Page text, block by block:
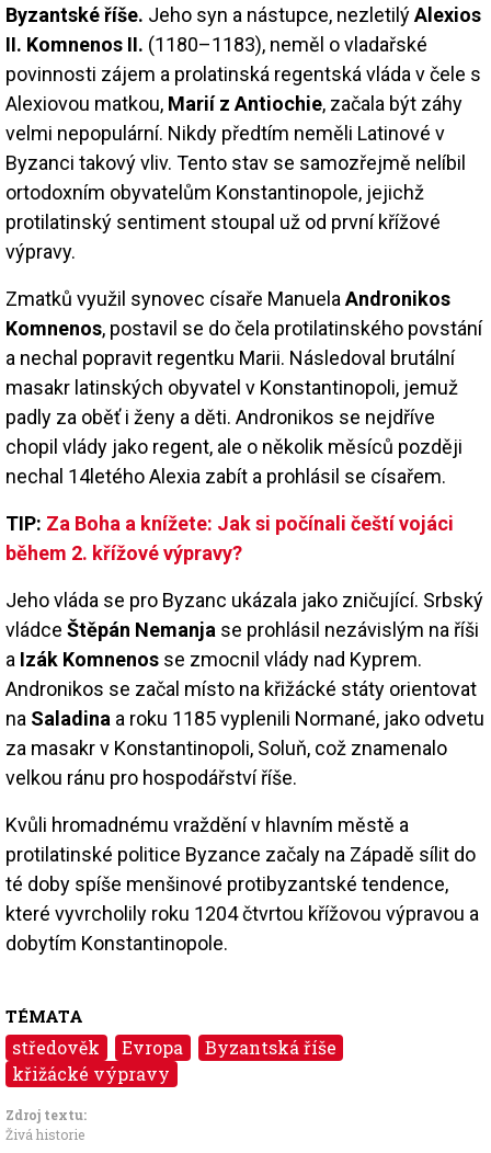
Byzantské říše. Jeho syn a nástupce, nezletilýAlexios
II. Komnenos II. (1180–1183), neměl o vladařské
povinnosti zájem a prolatinská regentská vláda v čele s
Alexiovou matkou, Marií z Antiochie, začala být záhy
velmi nepopulární. Nikdy předtím neměli Latinové v
Byzanci takový vliv. Tento stav se samozřejmě nelíbil
ortodoxním obyvatelům Konstantinopole, jejichž
protilatinský sentiment stoupal už od první křížové
výpravy.
Zmatků využil synovec císaře Manuela Andronikos
Komnenos, postavil se do čela protilatinského povstání
a nechal popravit regentku Marii. Následoval brutální
masakr latinských obyvatel v Konstantinopoli, jemuž
padly za oběť i ženy a děti. Andronikos se nejdříve
chopil vlády jako regent, ale o několik měsíců později
nechal 14letého Alexia zabít a prohlásil se císařem.
TIP: Za Boha a knížete: Jak si počínali čeští vojáci
během 2. křížové výpravy?
Jeho vláda se pro Byzanc ukázala jako zničující. Srbský
vládce Štěpán Nemanja se prohlásil nezávislým na říši
a Izák Komnenos se zmocnil vlády nad Kyprem.
Andronikos se začal místo na křižácké státy orientovat
na Saladina a roku 1185 vyplenili Normané, jako odvetu
za masakr v Konstantinopoli, Soluň, což znamenalo
velkou ránu pro hospodářství říše.
Kvůli hromadnému vraždění v hlavním městě a
protilatinské politice Byzance začaly na Západě sílit do
té doby spíše menšinové protibyzantské tendence,
které vyvrcholily roku 1204 čtvrtou křížovou výpravou a
dobytím Konstantinopole.
TÉMATA
středověk Evropa
Byzantská říše
křižácké výpravy
Zdroj textu:
Živá historie